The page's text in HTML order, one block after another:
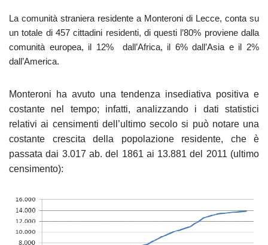
La comunità straniera residente a Monteroni di Lecce, conta su
un totale di 457 cittadini residenti, di questi l’80% proviene dalla
comunità europea, il 12% dall’Africa, il 6% dall’Asia e il 2%
dall’America.
Monteroni ha avuto una tendenza insediativa positiva e
costante nel tempo; infatti, analizzando i dati statistici
relativi ai censimenti dell’ultimo secolo si può notare una
costante crescita della popolazione residente, che è
passata dai 3.017 ab. del 1861 ai 13.881 del 2011 (ultimo
censimento):